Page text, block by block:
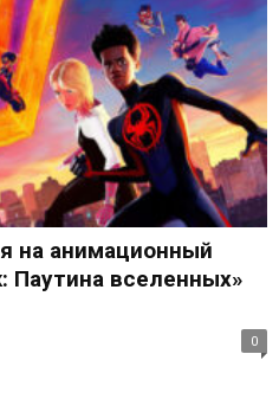
на анимационный
Паутина вселенных»
0